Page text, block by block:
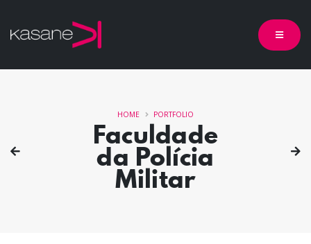
Faculdade
da Polícia
Militar
HOME PORTFOLIO